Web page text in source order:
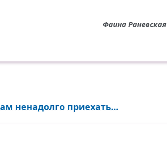
Фаина Раневская
ненадолго приехать...